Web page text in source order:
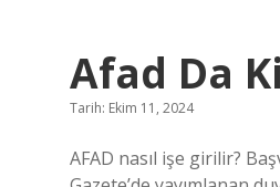
Afad Da
Tarih: Ekim 11, 2024
AFAD nasıl işe girilir?